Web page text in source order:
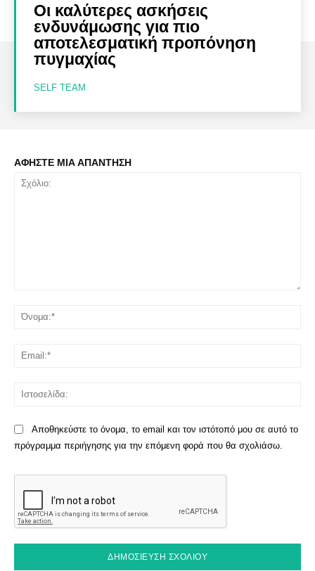
Οι καλύτερες ασκήσεις
ενδυνάμωσης για πιο
αποτελεσματική προπόνηση
πυγμαχίας
SELF TEAM
ΑΦΗΣΤΕ ΜΙΑ ΑΠΑΝΤΗΣΗ
Αποθηκεύστε το όνομα, το email και τον ιστότοπό μου σε αυτό το
πρόγραμμα περιήγησης για την επόμενη φορά που θα σχολιάσω.